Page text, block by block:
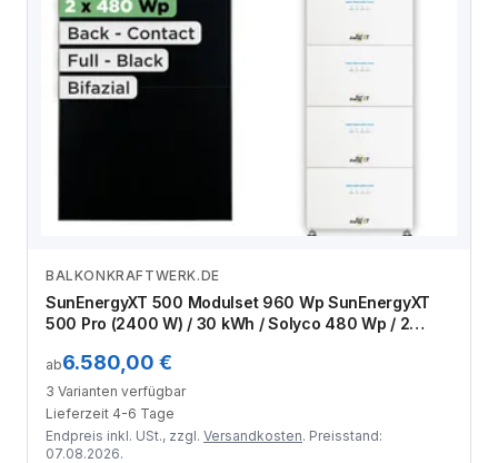
Zum Angebot
BALKONKRAFTWERK.DE
SunEnergyXT 500 Modulset 960 Wp SunEnergyXT
500 Pro (2400 W) / 30 kWh / Solyco 480 Wp / 2
ab6.580,00 €
3 Varianten verfügbar
Lieferzeit 4-6 Tage
Endpreis inkl. USt., zzgl. Versandkosten. Preisstand:
07.08.2026.